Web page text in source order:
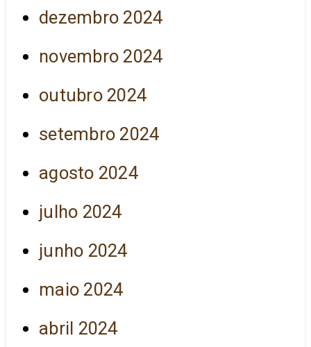
dezembro 2024
novembro 2024
outubro 2024
setembro 2024
agosto 2024
julho 2024
junho 2024
maio 2024
abril 2024